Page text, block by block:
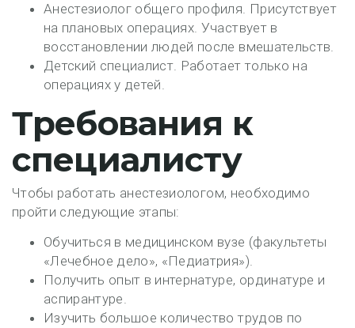
Анестезиолог общего профиля. Присутствует
на плановых операциях. Участвует в
восстановлении людей после вмешательств.
Детский специалист. Работает только на
операциях у детей.
Требования к
специалисту
Чтобы работать анестезиологом, необходимо
пройти следующие этапы:
Обучиться в медицинском вузе (факультеты
«Лечебное дело», «Педиатрия»).
Получить опыт в интернатуре, ординатуре и
аспирантуре.
Изучить большое количество трудов по